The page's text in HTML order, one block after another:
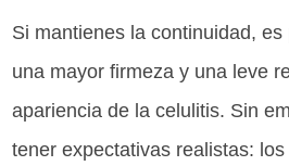
Si mantienes la continuidad,
una mayor firmeza y una leve
apariencia de la celulitis. Sin
tener expectativas realistas: